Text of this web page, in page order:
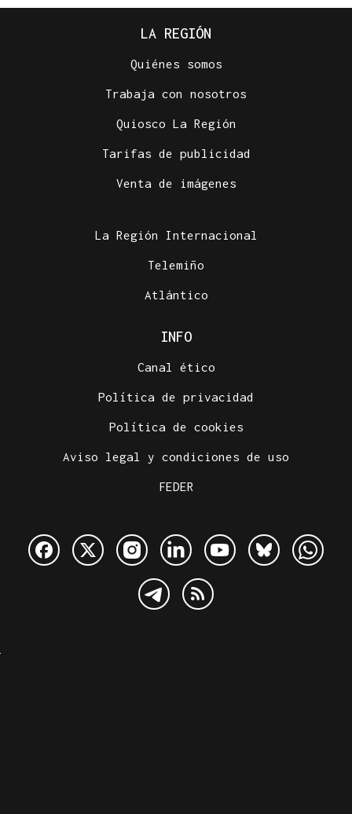
LA REGIÓN
Quiénes somos
Trabaja con nosotros
Quiosco La Región
Tarifas de publicidad
Venta de imágenes
La Región Internacional
Telemiño
Atlántico
INFO
Canal ético
Política de privacidad
Política de cookies
Aviso legal y condiciones de uso
FEDER